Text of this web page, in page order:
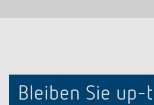
Bleiben Sie